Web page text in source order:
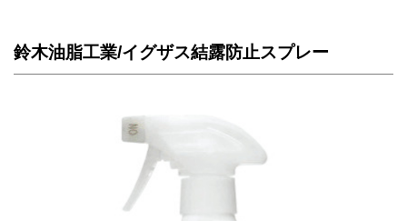
鈴木油脂工業/イグザス結露防止スプレー